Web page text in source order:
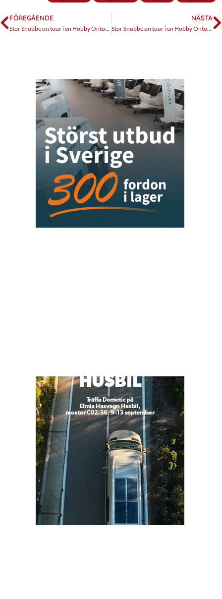
FÖREGÅENDE
Stor Snubbe on tour i en Hobby Ontour. Del 4, strömlös
NÄSTA
Stor Snubbe on tour i en Hobby Ontour. Del 6, promenad bland trädtopparna